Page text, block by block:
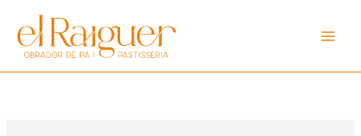
contenido